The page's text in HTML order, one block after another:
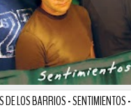
DE LOS BARRIOS - SENTIMIENTOS -